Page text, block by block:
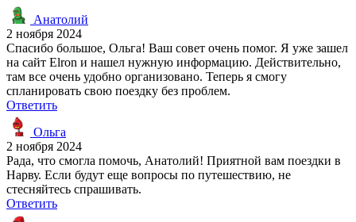
Анатолий
2 ноября 2024
Спасибо большое, Ольга! Ваш совет очень помог. Я уже зашел
на сайт Elron и нашел нужную информацию. Действительно,
там все очень удобно организовано. Теперь я смогу
спланировать свою поездку без проблем.
Ответить
Ольга
2 ноября 2024
Рада, что смогла помочь, Анатолий! Приятной вам поездки в
Нарву. Если будут еще вопросы по путешествию, не
стесняйтесь спрашивать.
Ответить